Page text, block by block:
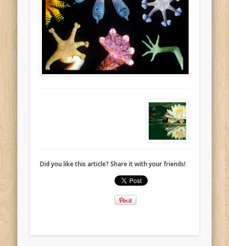
Did you like this article? Share it with your friends!